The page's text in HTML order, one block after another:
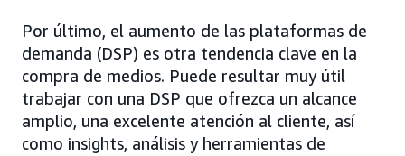
Por último, el aumento de las plataformas de
demanda (DSP) es otra tendencia clave en la
compra de medios. Puede resultar muy útil
trabajar con una DSP que ofrezca un alcance
amplio, una excelente atención al cliente, así
como insights, análisis y herramientas de